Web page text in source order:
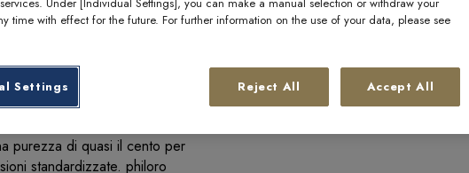
non solo come
di essere facilmente
moneta ufficiale
purezza di quasi il cento per
standardizzate. philoro
time with effect for the future. For further information on the use of your data, please see
Settings Reject All Accept All